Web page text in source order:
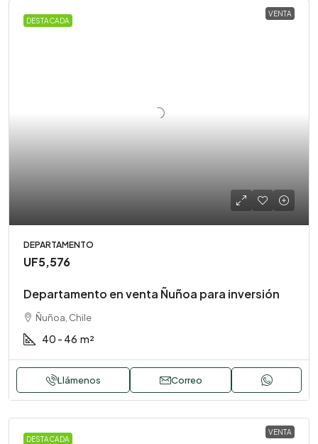
DESTACADA
VENTA
DEPARTAMENTO
UF5,576
Departamento en venta Ñuñoa para inversión
Ñuñoa, Chile
40 - 46 m²
Llámenos Correo
DESTACADA
VENTA